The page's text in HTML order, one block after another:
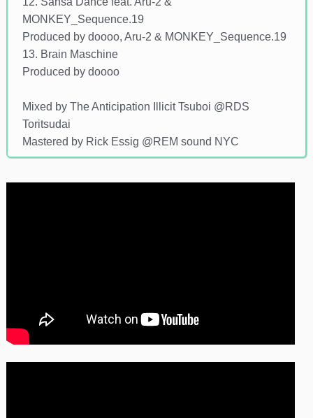
MONKEY_Sequence.19
Produced by doooo, Aru-2 & MONKEY_Sequence.19
13. Brain Maschine
Produced by doooo
Mixed by The Anticipation Illicit Tsuboi @RDS
Toritsudai
Mastered by Rick Essig @REM sound NYC